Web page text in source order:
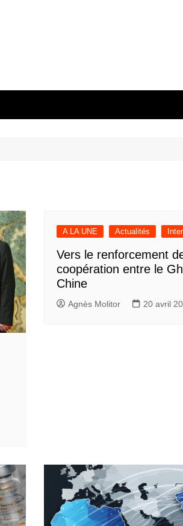
A LA UNE Actualités
Vers le renforcement
coopération entre le
Chine
Agnès Molitor 20 avril